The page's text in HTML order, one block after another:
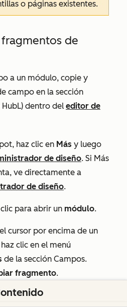
o páginas existentes.
de
a un módulo, copie y
campo en la sección
dentro del editor de
haz clic en Más y luego
de diseño. Si Más
ve directamente a
de diseño.
para abrir un módulo.
cursor por encima de un
clic en el menú
de la sección Campos.
fragmento.
, pega el